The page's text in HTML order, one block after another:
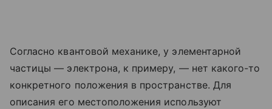
Согласно квантовой механике, у элементарной
частицы — электрона, к примеру, — нет какого-то
конкретного положения в пространстве. Для
описания его местоположения используют